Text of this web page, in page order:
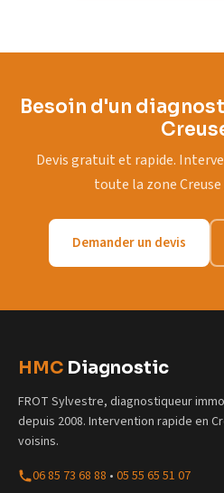
Besoin d'un
Devis gratuit et rapide.
toute la zone
Demander un devis
HMC Diagnostic
FROT Sylvestre, diagnostiqueur
depuis 2008. Intervention rapide en
voisins.
06 85 73 68 88 • 05 55 65 51 07